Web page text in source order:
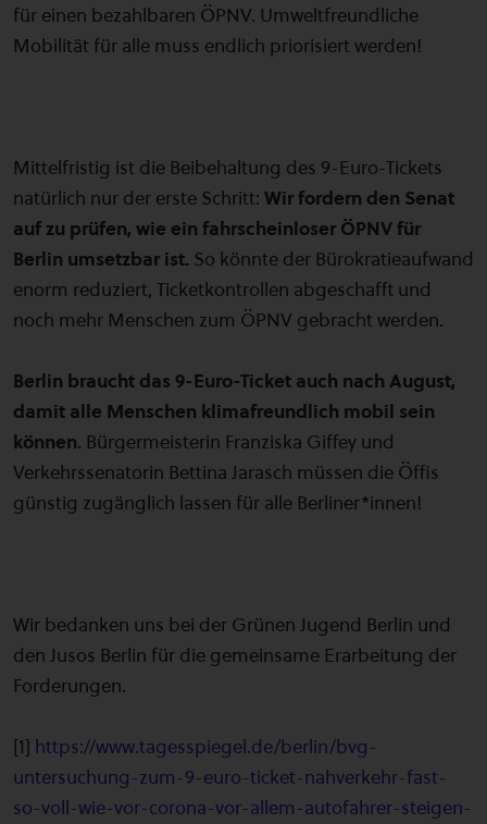
für einen bezahlbaren ÖPNV. Umweltfreundliche
Mobilität für alle muss endlich priorisiert werden!
Mittelfristig ist die Beibehaltung des 9-Euro-Tickets
natürlich nur der erste Schritt: Wir fordern den Senat
auf zu prüfen, wie ein fahrscheinloser ÖPNV für
Berlin umsetzbar ist. So könnte der Bürokratieaufwand
enorm reduziert, Ticketkontrollen abgeschafft und
noch mehr Menschen zum ÖPNV gebracht werden.
Berlin braucht das 9-Euro-Ticket auch nach August,
damit alle Menschen klimafreundlich mobil sein
können. Bürgermeisterin Franziska Giffey und
Verkehrssenatorin Bettina Jarasch müssen die Öffis
günstig zugänglich lassen für alle Berliner*innen!
Wir bedanken uns bei der Grünen Jugend Berlin und
den Jusos Berlin für die gemeinsame Erarbeitung der
Forderungen.
[1] https://www.tagesspiegel.de/berlin/bvg-
untersuchung-zum-9-euro-ticket-nahverkehr-fast-
so-voll-wie-vor-corona-vor-allem-autofahrer-steigen-